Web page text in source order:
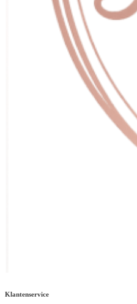
Klantenservice